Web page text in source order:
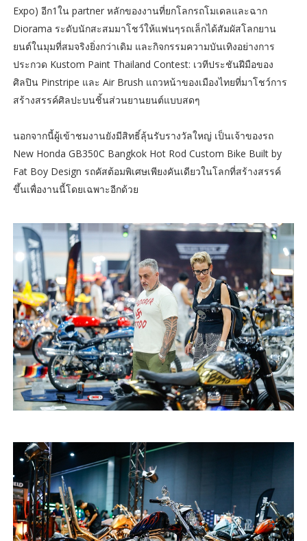
Expo) อีก1ใน partner หลักของงานที่ยกโลกรถโมเดลและฉาก
Diorama ระดับนักสะสมมาโชว์ให้แฟนๆรถเล็กได้สัมผัสโลกยาน
ยนต์ในมุมที่สมจริงยิ่งกว่าเดิม และกิจกรรมความบันเทิงอย่างการ
ประกวด Kustom Paint Thailand Contest: เวทีประชันฝีมือของ
ศิลปิน Pinstripe และ Air Brush แถวหน้าของเมืองไทยที่มาโชว์การ
สร้างสรรค์ศิลปะบนชิ้นส่วนยานยนต์แบบสดๆ
นอกจากนี้ผู้เข้าชมงานยังมีสิทธิ์ลุ้นรับรางวัลใหญ่ เป็นเจ้าของรถ
New Honda GB350C Bangkok Hot Rod Custom Bike Built by
Fat Boy Design รถคัสต้อมพิเศษเพียงคันเดียวในโลกที่สร้างสรรค์
ขึ้นเพื่องานนี้โดยเฉพาะอีกด้วย